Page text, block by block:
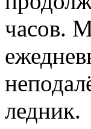
часов.
ледник.